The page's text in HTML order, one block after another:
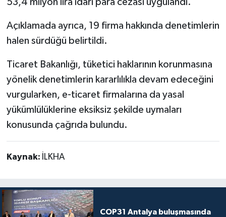
Açıklamada ayrıca, 19 firma hakkında denetimlerin
halen sürdüğü belirtildi.
Ticaret Bakanlığı, tüketici haklarının korunmasına
yönelik denetimlerin kararlılıkla devam edeceğini
vurgularken, e-ticaret firmalarına da yasal
yükümlülüklerine eksiksiz şekilde uymaları
konusunda çağrıda bulundu.
Kaynak: İLKHA
COP31 Antalya buluşmasında